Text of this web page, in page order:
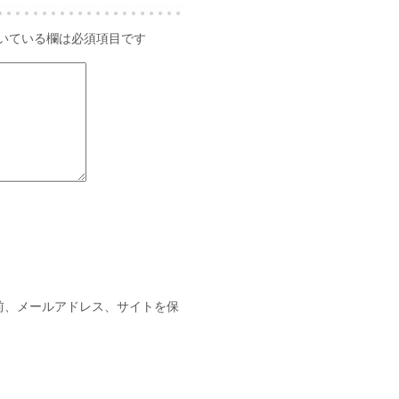
ている欄は必須項目です
メールアドレス、サイトを保